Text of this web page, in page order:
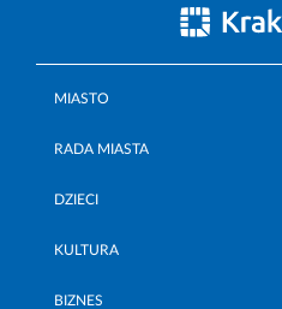
MIASTO
RADA MIASTA
DZIECI
KULTURA
BIZNES